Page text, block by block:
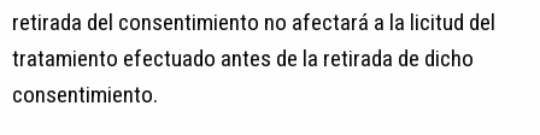
retirada del consentimiento no afectará a la licitud del
tratamiento efectuado antes de la retirada de dicho
consentimiento.